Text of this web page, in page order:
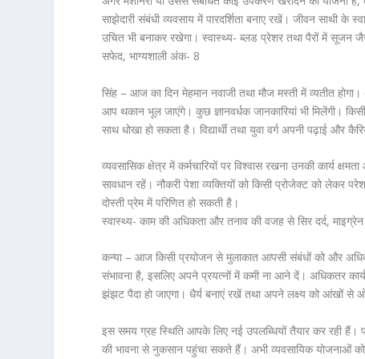
साझेदारी संबंधी व्यवसाय में पारदर्शिता बनाए रखें। जीवन साथी के
उचित भी बनाकर रखेगा। स्वास्थ्य- ब्लड प्रेशर तथा पैरों में सूजन
सफेद, भाग्यशाली अंक- 8
सिंह – आज का दिन मेहमान नवाजी तथा मौज मस्ती में व्यतीत
आप थकान भूल जाएंगे। कुछ ज्ञानवर्धक जानकारियां भी मिलेंगी।
साथ धोखा हो सकता है। विद्यार्थी तथा युवा वर्ग अपनी पढ़ाई
व्यवसासिक क्षेत्र में कर्मचारियों पर विश्वास रखना उनकी कार्य
सावधान रहें। नौकरी पेशा व्यक्तियों को किसी प्रोजेक्ट को लेकर
दोस्ती प्रेम में परिणित हो सकती है।
स्वास्थ्य- काम की अधिकता और तनाव की वजह से सिर दर्द,
कन्या – आज किसी प्रयोजन से मुलाकात आपसी संबंधों को और अधिक
संभावना है, इसलिए अपने प्रयत्नों में कमी ना आने दें। अधिकतर
झंझट पैदा हो जाएगा। धैर्य बनाएं रखें तथा अपने लक्ष्य को आंखों से
इस समय ग्रह स्थिति आपके लिए नई उपलब्धियों तैयार कर रही हैं।
की भावना से नुकसान पहुंचा सकते हैं। अभी व्यवसायिक योजनाओं को